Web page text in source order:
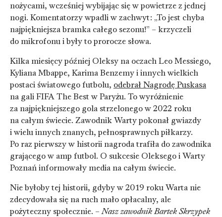
nożycami, wcześniej wybijając się w powietrze z jednej
nogi. Komentatorzy wpadli w zachwyt: „To jest chyba
najpiękniejsza bramka całego sezonu!” – krzyczeli
do mikrofonu i były to prorocze słowa.
Kilka miesięcy później Oleksy na oczach Leo Messiego,
Kyliana Mbappe, Karima Benzemy i innych wielkich
postaci światowego futbolu, odebrał Nagrodę Puskasa
na gali FIFA The Best w Paryżu. To wyróżnienie
za najpiękniejszego gola strzelonego w 2022 roku
na całym świecie. Zawodnik Warty pokonał gwiazdy
i wielu innych znanych, pełnosprawnych piłkarzy.
Po raz pierwszy w historii nagroda trafiła do zawodnika
grającego w amp futbol. O sukcesie Oleksego i Warty
Poznań informowały media na całym świecie.
Nie byłoby tej historii, gdyby w 2019 roku Warta nie
zdecydowała się na ruch mało opłacalny, ale
pożyteczny społecznie. –Nasz zawodnik Bartek Skrzypek